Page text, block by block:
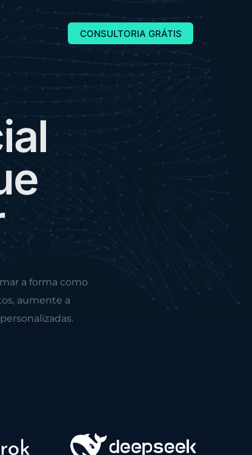
CONSULTORIA GRÁTIS
ial
e
a forma como
aumente a